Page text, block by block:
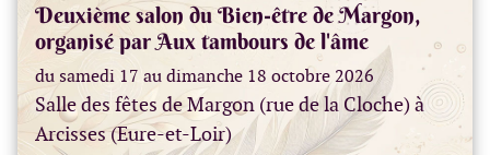
Deuxième salon du Bien-être de Margon,
organisé par Aux tambours de l'âme
du samedi 17 au dimanche 18 octobre 2026
Salle des fêtes de Margon (rue de la Cloche) à
Arcisses (Eure-et-Loir)